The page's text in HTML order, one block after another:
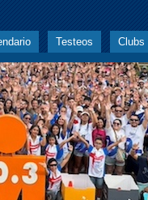
Testeos Clubs